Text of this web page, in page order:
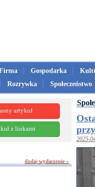
Gospodarka
Rozrywka Społeczeństwo
2025-
artykuł
z linkami
dodaj wydarzenie »